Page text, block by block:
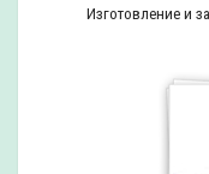
Изготовление и